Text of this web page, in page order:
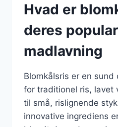
Hvad er
deres
madlavning
Blomkålsris er en
for traditionel ris, lavet
til små, rislignende
innovative ingrediens